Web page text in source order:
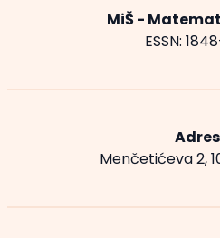
MiŠ -
ESSN:
Menčetićeva 2,